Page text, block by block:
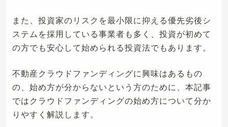
また、投資家のリスクを最小限に抑える優先劣後シ
ステムを採用している事業者も多く、投資が初めて
の方でも安心して始められる投資法でもあります。
不動産クラウドファンディングに興味はあるもの
の、始め方が分からないという方のために、本記事
ではクラウドファンディングの始め方について分か
りやすく解説します。